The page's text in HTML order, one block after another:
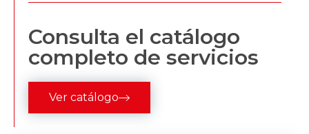
Consulta el catálogo
completo de servicios
Ver catálogo